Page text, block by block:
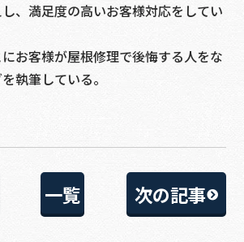
、満足度の高いお客様対応をしてい
お客様が屋根修理で後悔する人をな
執筆している。
一覧 次の記事